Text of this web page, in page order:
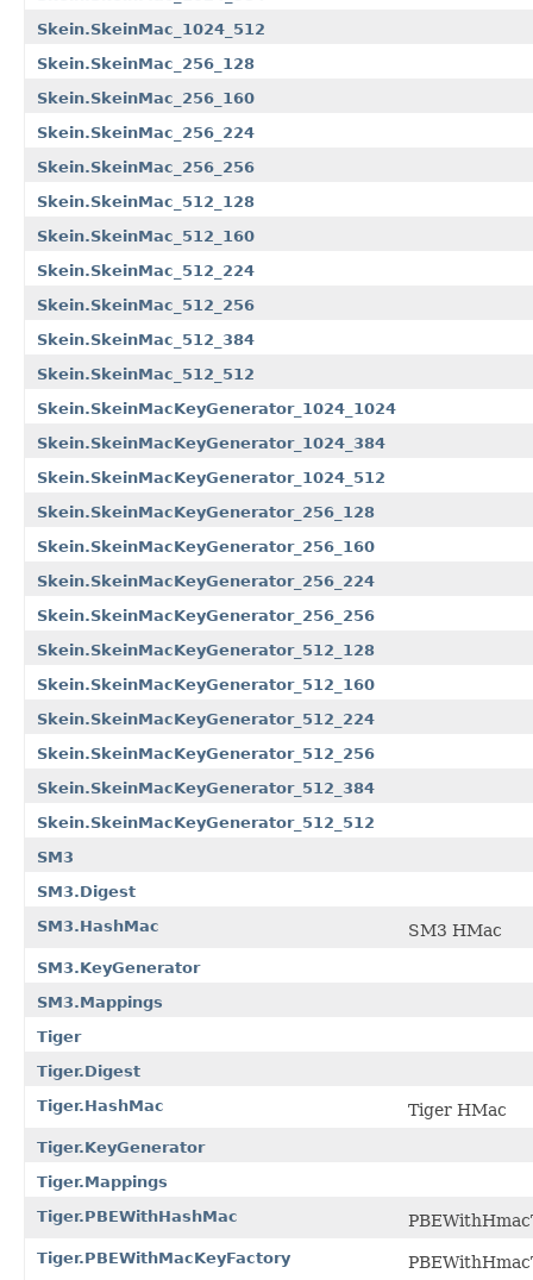
Skein.SkeinMac_1024_512
Skein.SkeinMac_256_128
Skein.SkeinMac_256_160
Skein.SkeinMac_256_224
Skein.SkeinMac_256_256
Skein.SkeinMac_512_128
Skein.SkeinMac_512_160
Skein.SkeinMac_512_224
Skein.SkeinMac_512_256
Skein.SkeinMac_512_384
Skein.SkeinMac_512_512
Skein.SkeinMacKeyGenerator_1024_1024
Skein.SkeinMacKeyGenerator_1024_384
Skein.SkeinMacKeyGenerator_1024_512
Skein.SkeinMacKeyGenerator_256_128
Skein.SkeinMacKeyGenerator_256_160
Skein.SkeinMacKeyGenerator_256_224
Skein.SkeinMacKeyGenerator_256_256
Skein.SkeinMacKeyGenerator_512_128
Skein.SkeinMacKeyGenerator_512_160
Skein.SkeinMacKeyGenerator_512_224
Skein.SkeinMacKeyGenerator_512_256
Skein.SkeinMacKeyGenerator_512_384
Skein.SkeinMacKeyGenerator_512_512
SM3
SM3.Digest
SM3.HashMac
SM3 HMac
SM3.KeyGenerator
SM3.Mappings
Tiger
Tiger.Digest
Tiger.HashMac
Tiger HMac
Tiger.KeyGenerator
Tiger.Mappings
Tiger.PBEWithHashMac
Tiger.PBEWithMacKeyFactory